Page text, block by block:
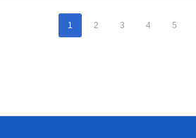
1 2 3 4 5